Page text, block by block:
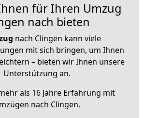
für Ihren Umzug
nach bieten
nach Clingen kann viele
mit sich bringen, um Ihnen
– bieten wir Ihnen unsere
Unterstützung an.
als 16 Jahre Erfahrung mit
nach Clingen.